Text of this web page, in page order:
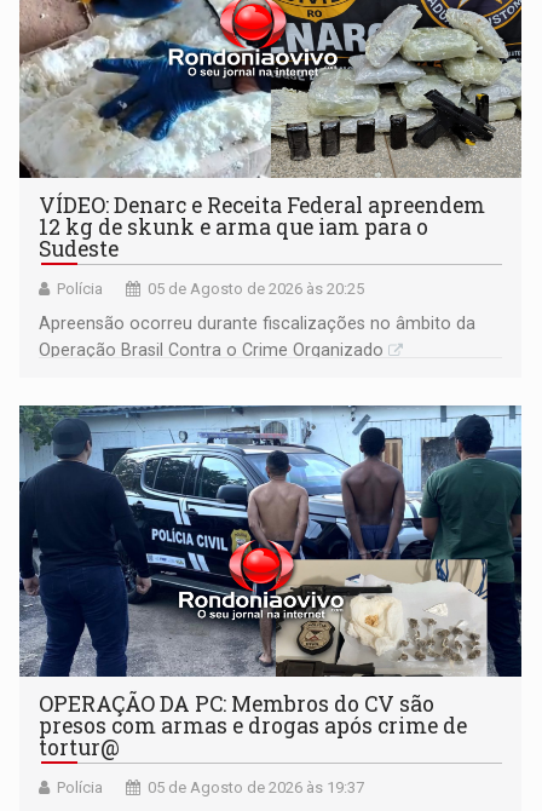
VÍDEO: Denarc e Receita Federal apreendem
12 kg de skunk e arma que iam para o
Sudeste
Polícia 05 de Agosto de 2026 às 20:25
Apreensão ocorreu durante fiscalizações no âmbito da
Operação Brasil Contra o Crime Organizado
OPERAÇÃO DA PC: Membros do CV são
presos com armas e drogas após crime de
tortur@
Polícia 05 de Agosto de 2026 às 19:37